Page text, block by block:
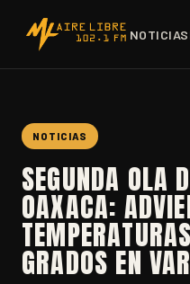
NOTICIAS
NOTICIAS
SEGUNDA OLA
OAXACA:
GRADOS EN